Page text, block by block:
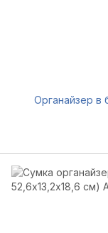
Органайзер в